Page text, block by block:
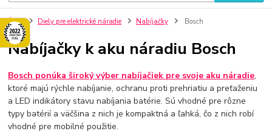
Úvod Diely pre elektrické náradie Nabíjačky Bosch
Nabíjačky k aku náradiu Bosch
Bosch ponúka široký výber nabíjačiek pre svoje aku náradie,
ktoré majú rýchle nabíjanie, ochranu proti prehriatiu a preťaženiu
a LED indikátory stavu nabíjania batérie. Sú vhodné pre rôzne
typy batérií a väčšina z nich je kompaktná a ľahká, čo z nich robí
vhodné pre mobilné použitie.